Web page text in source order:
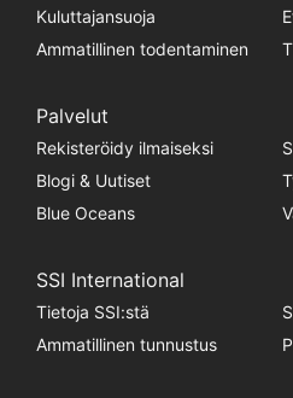
Kuluttajansuoja
Ammatillinen todentaminen
Palvelut
Rekisteröidy ilmaiseksi
Blogi & Uutiset
Blue Oceans
SSI International
Tietoja SSI:stä
Ammatillinen tunnustus